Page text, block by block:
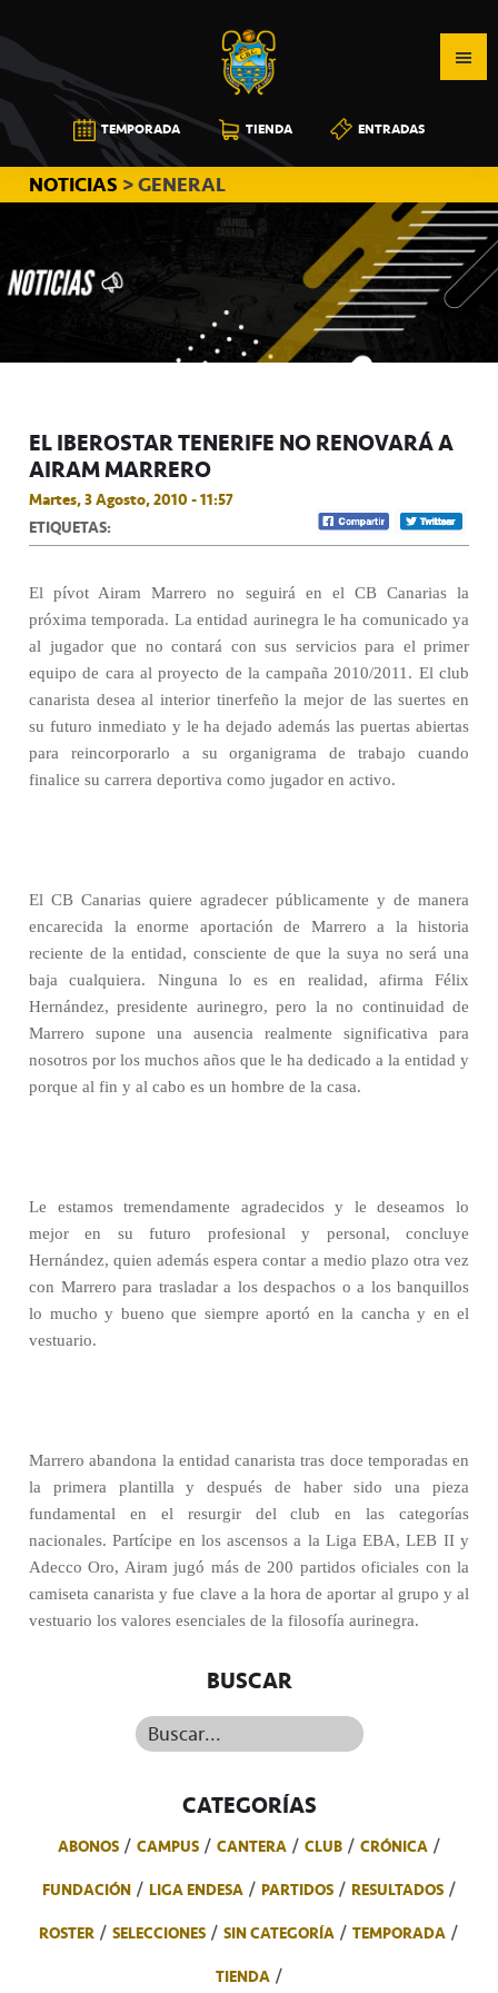
a
la
navegación
principal
al
contenido
principal
a
la
barra
lateral
principal
CB
CANARIAS
TEMPORADA TIENDA ENTRADAS
NOTICIAS > GENERAL
EL IBEROSTAR TENERIFE NO RENOVARÁ A
AIRAM MARRERO
Martes, 3 Agosto, 2010 - 11:57
ETIQUETAS:
El pívot Airam Marrero no seguirá en el CB Canarias la
próxima temporada. La entidad aurinegra le ha comunicado ya
al jugador que no contará con sus servicios para el primer
equipo de cara al proyecto de la campaña 2010/2011. El club
canarista desea al interior tinerfeño la mejor de las suertes en
su futuro inmediato y le ha dejado además las puertas abiertas
para reincorporarlo a su organigrama de trabajo cuando
finalice su carrera deportiva como jugador en activo.
El CB Canarias quiere agradecer públicamente y de manera
encarecida la enorme aportación de Marrero a la historia
reciente de la entidad, consciente de que la suya no será una
baja cualquiera. Ninguna lo es en realidad, afirma Félix
Hernández, presidente aurinegro, pero la no continuidad de
Marrero supone una ausencia realmente significativa para
nosotros por los muchos años que le ha dedicado a la entidad y
porque al fin y al cabo es un hombre de la casa.
Le estamos tremendamente agradecidos y le deseamos lo
mejor en su futuro profesional y personal, concluye
Hernández, quien además espera contar a medio plazo otra vez
con Marrero para trasladar a los despachos o a los banquillos
lo mucho y bueno que siempre aportó en la cancha y en el
vestuario.
Marrero abandona la entidad canarista tras doce temporadas en
la primera plantilla y después de haber sido una pieza
fundamental en el resurgir del club en las categorías
nacionales. Partícipe en los ascensos a la Liga EBA, LEB II y
Adecco Oro, Airam jugó más de 200 partidos oficiales con la
camiseta canarista y fue clave a la hora de aportar al grupo y al
vestuario los valores esenciales de la filosofía aurinegra.
BUSCAR
Buscar...
CATEGORÍAS
ABONOS CAMPUS CANTERA CLUB
CRÓNICA
FUNDACIÓN
LIGA ENDESA PARTIDOS
RESULTADOS
ROSTER
SELECCIONES SIN CATEGORÍA
TEMPORADA
TIENDA